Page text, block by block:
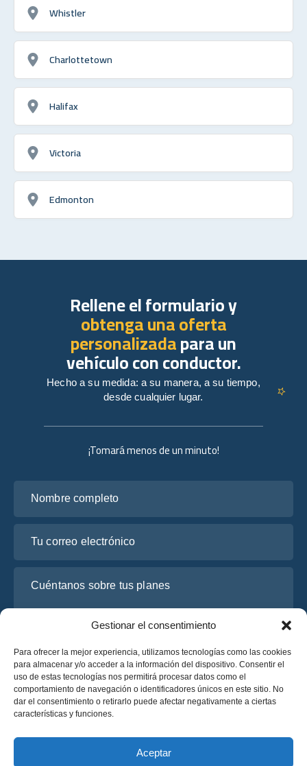
Gestionar el consentimiento
Para ofrecer la mejor experiencia, utilizamos tecnologías como las cookies
para almacenar y/o acceder a la información del dispositivo. Consentir el
uso de estas tecnologías nos permitirá procesar datos como el
comportamiento de navegación o identificadores únicos en este sitio. No
dar el consentimiento o retirarlo puede afectar negativamente a ciertas
características y funciones.
Aceptar
Whistler
Charlottetown
Halifax
Victoria
Edmonton
¡Tomará menos de un minuto!
He leído y acepto la
Solicite un presupuesto
Solicite un presupuesto
Rellene el formulario y
obtenga una oferta
personalizadapara un
vehículo con conductor.
Hecho a su medida: a su manera, a su tiempo,
desde cualquier lugar.